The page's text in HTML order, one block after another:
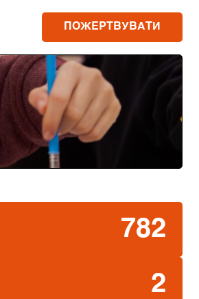
ПОЖЕРТВУВАТИ
782
2